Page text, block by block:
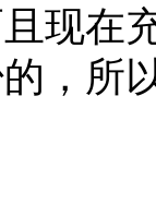
现在
，所